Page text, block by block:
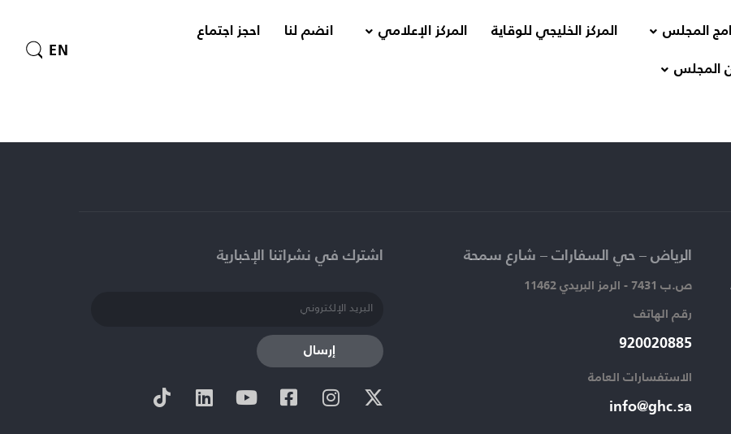
EN
احجز اجتماع انضم لنا المركز الإعلامي المركز الخليجي للوقاية المجلس
المجلس
اشترك في نشراتنا الإخبارية​
إرسال
الرياض – حي السفارات – شارع سمحة​
ص.ب 7431 - الرمز البريدي 11462
رقم الهاتف​
920020885​
الاستفسارات العامة ​
info@ghc.sa​